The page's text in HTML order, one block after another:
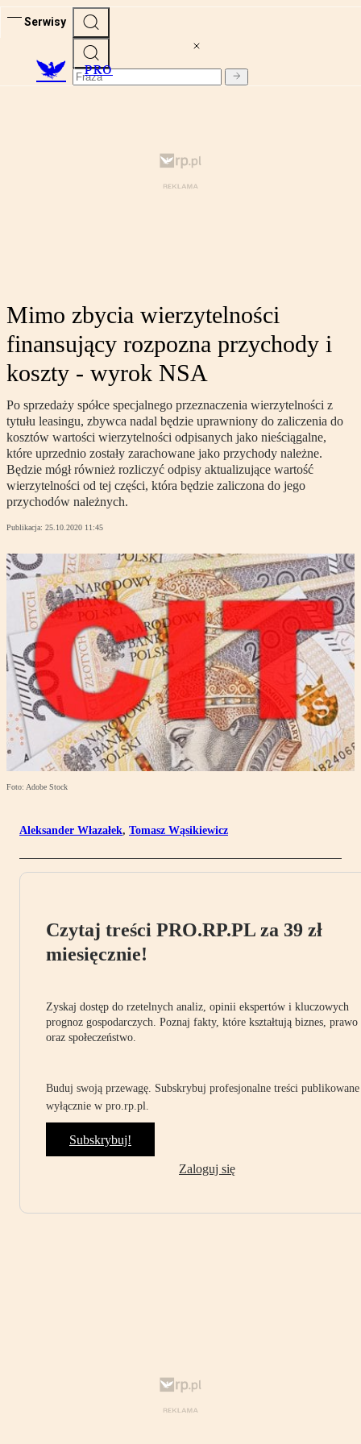
Serwisy
PRO
Mimo zbycia wierzytelności
finansujący rozpozna przychody i
koszty - wyrok NSA
Po sprzedaży spółce specjalnego przeznaczenia wierzytelności z
tytułu leasingu, zbywca nadal będzie uprawniony do zaliczenia do
kosztów wartości wierzytelności odpisanych jako nieściągalne,
które uprzednio zostały zarachowane jako przychody należne.
Będzie mógł również rozliczyć odpisy aktualizujące wartość
wierzytelności od tej części, która będzie zaliczona do jego
przychodów należnych.
Publikacja: 25.10.2020 11:45
Foto: Adobe Stock
Aleksander Włazałek, Tomasz Wąsikiewicz
Czytaj treści PRO.RP.PL za 39 zł
miesięcznie!
Zyskaj dostęp do rzetelnych analiz, opinii ekspertów i kluczowych
prognoz gospodarczych. Poznaj fakty, które kształtują biznes, prawo
oraz społeczeństwo.
Buduj swoją przewagę. Subskrybuj profesjonalne treści publikowane
wyłącznie w pro.rp.pl.
Subskrybuj!
Zaloguj się